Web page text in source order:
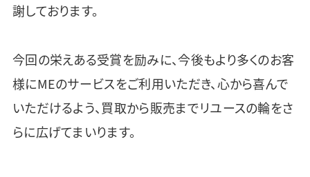
謝しております。
今回の栄えある受賞を励みに、今後もより多くのお客
様にMEのサービスをご利用いただき、心から喜んで
いただけるよう、買取から販売までリユースの輪をさ
らに広げてまいります。